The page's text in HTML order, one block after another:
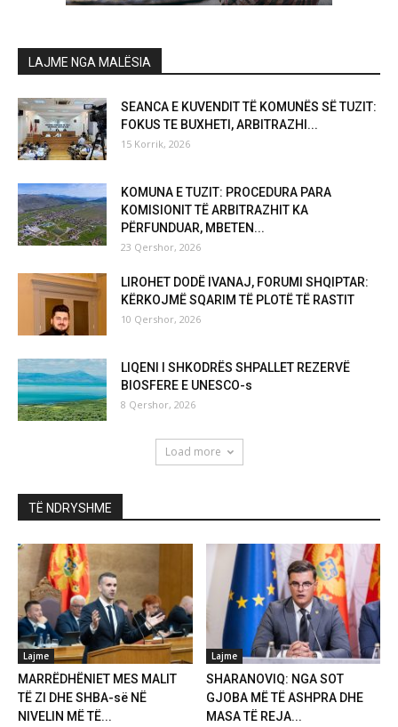
LAJME NGA MALËSIA
SEANCA E KUVENDIT TË KOMUNËS SË TUZIT:
FOKUS TE BUXHETI, ARBITRAZHI...
15 Korrik, 2026
KOMUNA E TUZIT: PROCEDURA PARA
KOMISIONIT TË ARBITRAZHIT KA
PËRFUNDUAR, MBETEN...
23 Qershor, 2026
LIROHET DODË IVANAJ, FORUMI SHQIPTAR:
KËRKOJMË SQARIM TË PLOTË TË RASTIT
10 Qershor, 2026
LIQENI I SHKODRËS SHPALLET REZERVË
BIOSFERE E UNESCO-s
8 Qershor, 2026
Load more
TË NDRYSHME
Lajme
MARRËDHËNIET MES MALIT
TË ZI DHE SHBA-së NË
NIVELIN MË TË...
Lajme
SHARANOVIQ: NGA SOT
GJOBA MË TË ASHPRA DHE
MASA TË REJA...